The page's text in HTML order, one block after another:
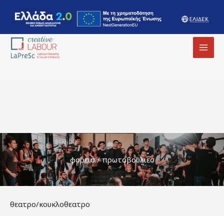
φορεισ / πρωτοβουλιεσ
θεατρο/κουκλοθεατρο